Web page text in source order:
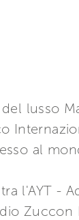
del
al
l'AYT -